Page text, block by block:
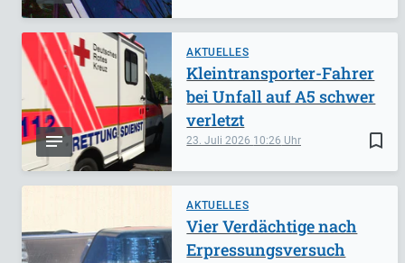
AKTUELLES
bookmark_border
23. Juli 2026 10:26
Kleintransporter-Fahrer
bei Unfall auf A5 schwer
verletzt
AKTUELLES
Vier Verdächtige nach
Erpressungsversuch